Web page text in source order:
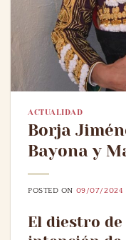
ACTUALIDAD
Borja
Bayona y
POSTED ON 09/07/2024
El diestro